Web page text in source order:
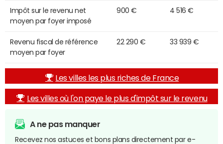
Impôt sur le revenu net
moyen par foyer imposé
900 € 4 516 €
Revenu fiscal de référence
moyen par foyer
22 290 € 33 939 €
Les villes les plus riches de France
Les villes où l'on paye le plus d'impôt sur le revenu
A ne pas manquer
Recevez nos astuces et bons plans directement par e-